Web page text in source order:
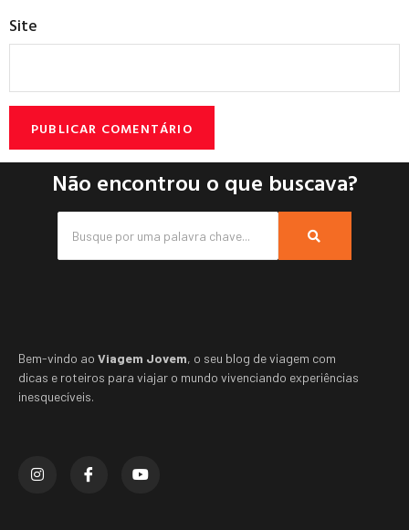
Site
Não encontrou o que buscava?
Bem-vindo ao Viagem Jovem, o seu blog de viagem com
dicas e roteiros para viajar o mundo vivenciando experiências
inesquecíveis.